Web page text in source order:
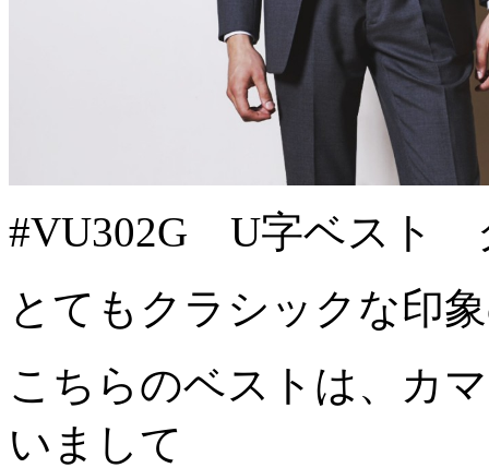
#VU302G U字ベスト
とてもクラシックな印
こちらのベストは、カ
いまして